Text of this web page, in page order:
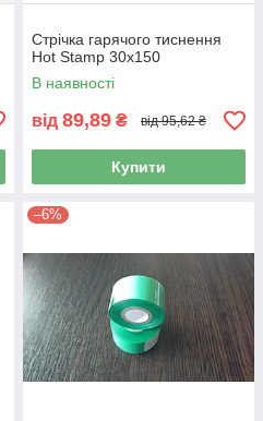
Стрічка гарячого тиснення
Hot Stamp 30х150
В наявності
від 89,89 ₴ від 95,62 ₴
Купити
–6%